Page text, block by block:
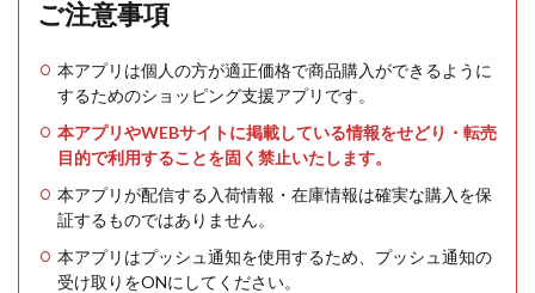
ご注意事項
本アプリは個人の方が適正価格で商品購入ができるように
するためのショッピング支援アプリです。
本アプリやWEBサイトに掲載している情報をせどり・転売
目的で利用することを固く禁止いたします。
本アプリが配信する入荷情報・在庫情報は確実な購入を保
証するものではありません。
本アプリはプッシュ通知を使用するため、プッシュ通知の
受け取りをONにしてください。